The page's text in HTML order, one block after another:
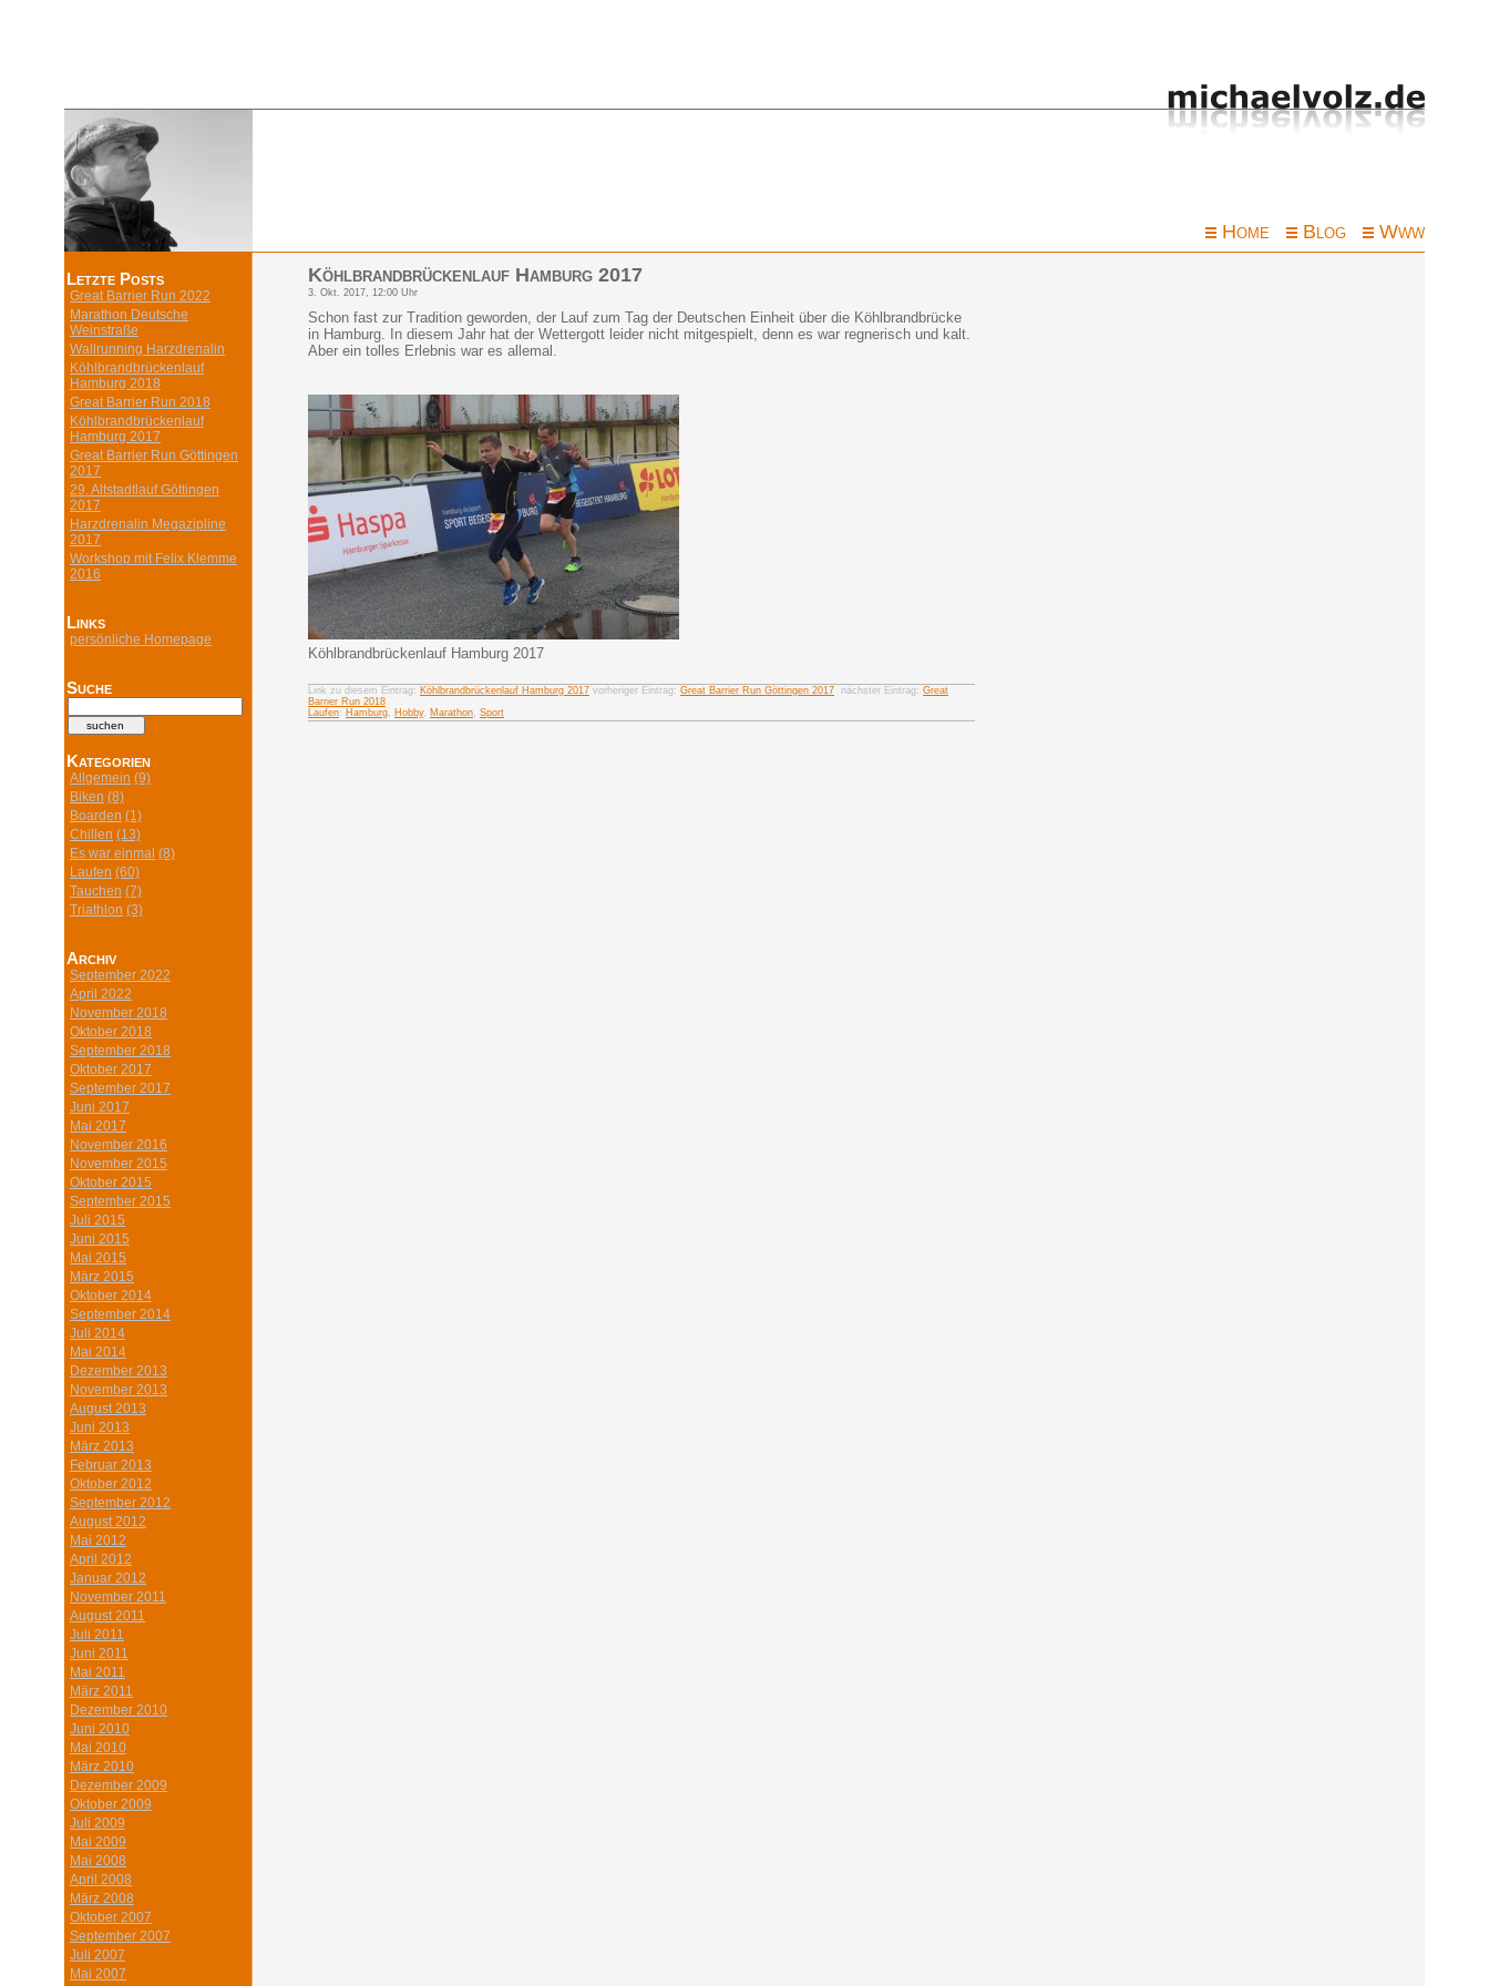
Home Blog Www
Letzte Posts
Great Barrier Run 2022
Marathon Deutsche
Weinstraße
Wallrunning Harzdrenalin
Köhlbrandbrückenlauf
Hamburg 2018
Great Barrier Run 2018
Köhlbrandbrückenlauf
Hamburg 2017
Great Barrier Run Göttingen
2017
29. Altstadtlauf Göttingen
2017
Harzdrenalin Megazipline
2017
Workshop mit Felix Klemme
2016
Links
persönliche Homepage
Suche
Kategorien
Allgemein (9)
Biken (8)
Boarden (1)
Chillen (13)
Es war einmal (8)
Laufen (60)
Tauchen (7)
Triathlon (3)
Archiv
September 2022
April 2022
November 2018
Oktober 2018
September 2018
Oktober 2017
September 2017
Juni 2017
Mai 2017
November 2016
November 2015
Oktober 2015
September 2015
Juli 2015
Juni 2015
Mai 2015
März 2015
Oktober 2014
September 2014
Juli 2014
Mai 2014
Dezember 2013
November 2013
August 2013
Juni 2013
März 2013
Februar 2013
Oktober 2012
September 2012
August 2012
Mai 2012
April 2012
Januar 2012
November 2011
August 2011
Juli 2011
Juni 2011
Mai 2011
März 2011
Dezember 2010
Juni 2010
Mai 2010
März 2010
Dezember 2009
Oktober 2009
Juli 2009
Mai 2009
Mai 2008
April 2008
März 2008
Oktober 2007
September 2007
Juli 2007
Mai 2007
Köhlbrandbrückenlauf Hamburg 2017
3. Okt. 2017, 12:00 Uhr
Schon fast zur Tradition geworden, der Lauf zum Tag der Deutschen Einheit über die Köhlbrandbrücke
in Hamburg. In diesem Jahr hat der Wettergott leider nicht mitgespielt, denn es war regnerisch und kalt.
Aber ein tolles Erlebnis war es allemal.
Köhlbrandbrückenlauf Hamburg 2017
Link zu diesem Eintrag: Köhlbrandbrückenlauf Hamburg 2017 vorheriger Eintrag: Great Barrier Run Göttingen 2017 nächster Eintrag: Great
Barrier Run 2018
Laufen: Hamburg, Hobby, Marathon, Sport